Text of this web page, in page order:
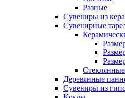
Разные
Сувениры из
Сувенирные
Стеклянные
Деревянные
Сувениры из